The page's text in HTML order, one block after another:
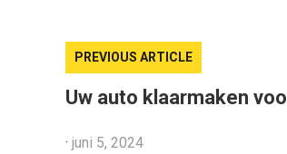
PREVIOUS ARTICLE
Uw auto klaarmaken
· juni 5, 2024